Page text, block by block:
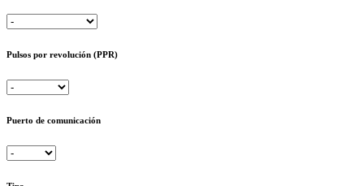
Pulsos por revolución (PPR)
Puerto de comunicación